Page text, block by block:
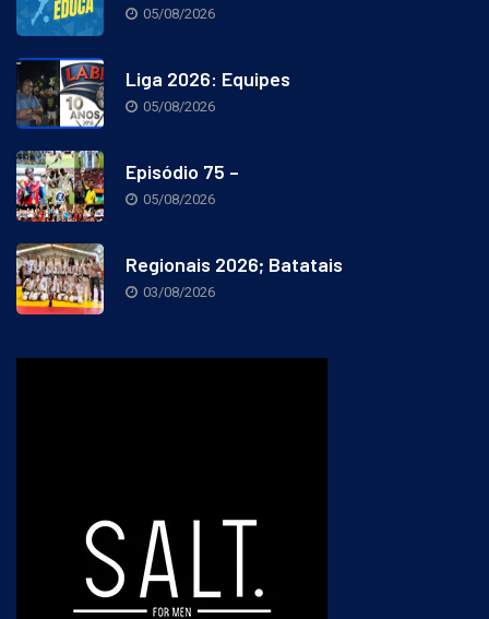
05/08/2026
Liga 2026: Equipes
05/08/2026
Episódio 75 –
05/08/2026
Regionais 2026; Batatais
03/08/2026